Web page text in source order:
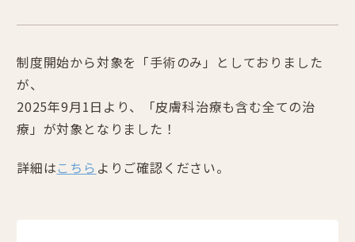
制度開始から対象を「手術のみ」としておりました
が、
2025年9月1日より、「皮膚科治療も含む全ての治
療」が対象となりました！
詳細はこちら よりご確認ください。